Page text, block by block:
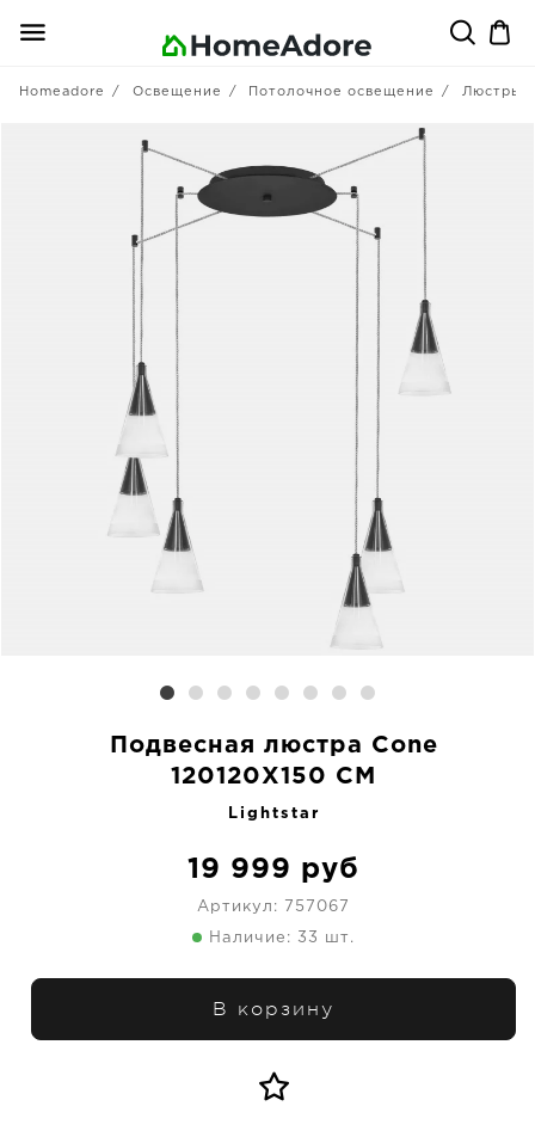
Homeadore Освещение Потолочное освещение Люстры
Подвесная люстра Cone
120120X150 CM
Lightstar
19 999 руб
Артикул: 757067
Наличие: 33 шт.
В корзину